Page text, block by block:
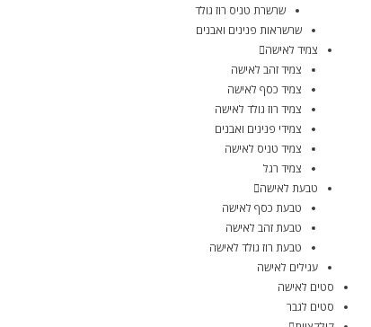
שרשרת טניס רוז גולד
שרשראות פנינים ואבנים
צמיד לאישה
צמיד זהב לאישה
צמיד כסף לאישה
צמיד רוז גולד לאישה
צמידי פנינים ואבנים
צמיד טניס לאישה
צמיד רגל
טבעת לאישה
טבעת כסף לאישה
טבעת זהב לאישה
טבעת רוז גולד לאישה
עגילים לאישה
סטים לאישה
סטים לגבר